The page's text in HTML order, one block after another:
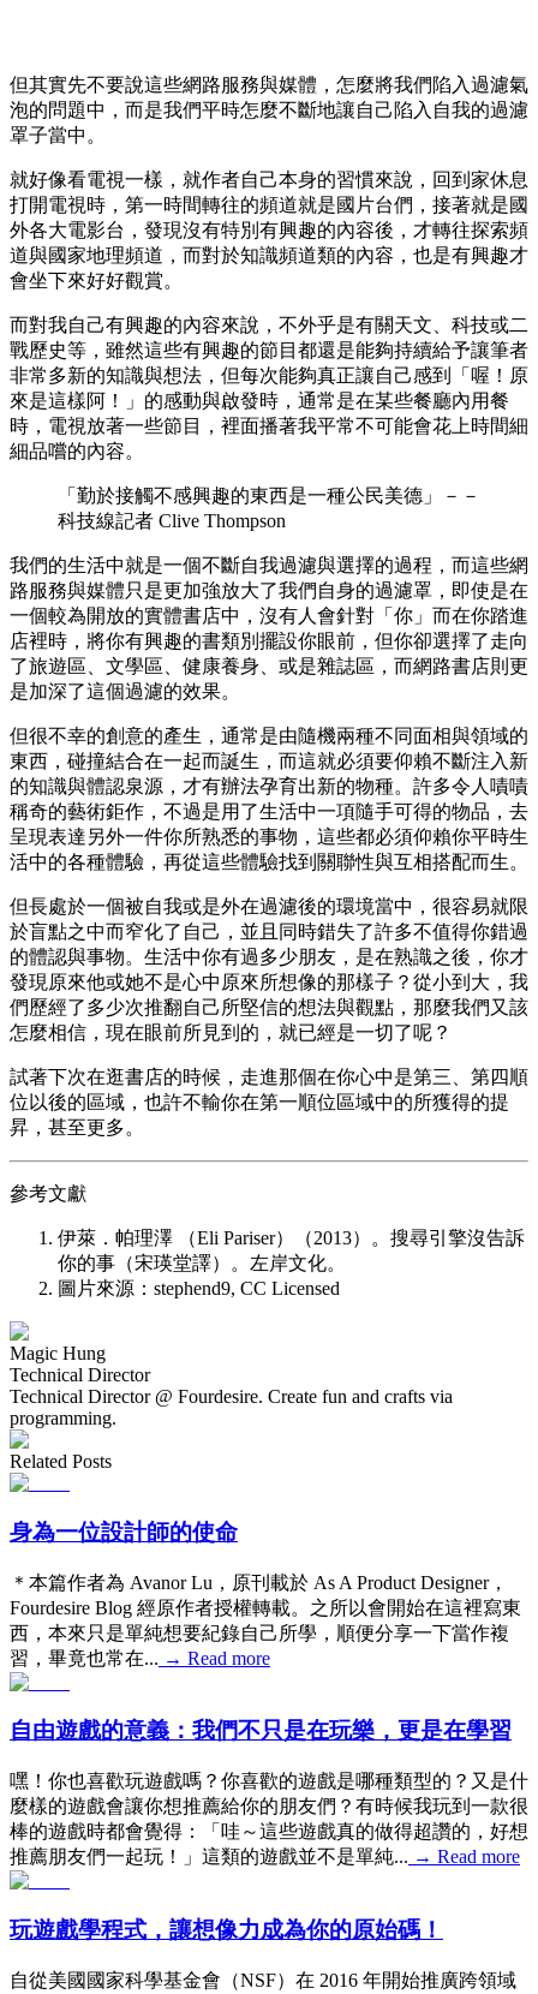
但其實先不要說這些網路服務與媒體，怎麼將我們陷入過濾氣
泡的問題中，而是我們平時怎麼不斷地讓自己陷入自我的過濾
罩子當中。
就好像看電視一樣，就作者自己本身的習慣來說，回到家休息
打開電視時，第一時間轉往的頻道就是國片台們，接著就是國
外各大電影台，發現沒有特別有興趣的內容後，才轉往探索頻
道與國家地理頻道，而對於知識頻道類的內容，也是有興趣才
會坐下來好好觀賞。
而對我自己有興趣的內容來說，不外乎是有關天文、科技或二
戰歷史等，雖然這些有興趣的節目都還是能夠持續給予讓筆者
非常多新的知識與想法，但每次能夠真正讓自己感到「喔！原
來是這樣阿！」的感動與啟發時，通常是在某些餐廳內用餐
時，電視放著一些節目，裡面播著我平常不可能會花上時間細
細品嚐的內容。
「勤於接觸不感興趣的東西是一種公民美德」－－
科技線記者 Clive Thompson
我們的生活中就是一個不斷自我過濾與選擇的過程，而這些網
路服務與媒體只是更加強放大了我們自身的過濾罩，即使是在
一個較為開放的實體書店中，沒有人會針對「你」而在你踏進
店裡時，將你有興趣的書類別擺設你眼前，但你卻選擇了走向
了旅遊區、文學區、健康養身、或是雜誌區，而網路書店則更
是加深了這個過濾的效果。
但很不幸的創意的產生，通常是由隨機兩種不同面相與領域的
東西，碰撞結合在一起而誕生，而這就必須要仰賴不斷注入新
的知識與體認泉源，才有辦法孕育出新的物種。許多令人嘖嘖
稱奇的藝術鉅作，不過是用了生活中一項隨手可得的物品，去
呈現表達另外一件你所熟悉的事物，這些都必須仰賴你平時生
活中的各種體驗，再從這些體驗找到關聯性與互相搭配而生。
但長處於一個被自我或是外在過濾後的環境當中，很容易就限
於盲點之中而窄化了自己，並且同時錯失了許多不值得你錯過
的體認與事物。生活中你有過多少朋友，是在熟識之後，你才
發現原來他或她不是心中原來所想像的那樣子？從小到大，我
們歷經了多少次推翻自己所堅信的想法與觀點，那麼我們又該
怎麼相信，現在眼前所見到的，就已經是一切了呢？
試著下次在逛書店的時候，走進那個在你心中是第三、第四順
位以後的區域，也許不輸你在第一順位區域中的所獲得的提
昇，甚至更多。
參考文獻
伊萊．帕理澤 （Eli Pariser）（2013）。搜尋引擎沒告訴
你的事（宋瑛堂譯）。左岸文化。
圖片來源：stephend9, CC Licensed
Magic Hung
Technical Director
Technical Director @ Fourdesire. Create fun and crafts via
programming.
Related Posts
身為一位設計師的使命
＊本篇作者為 Avanor Lu，原刊載於 As A Product Designer，
Fourdesire Blog 經原作者授權轉載。之所以會開始在這裡寫東
西，本來只是單純想要紀錄自己所學，順便分享一下當作複
習，畢竟也常在... → Read more
自由遊戲的意義：我們不只是在玩樂，更是在學習
嘿！你也喜歡玩遊戲嗎？你喜歡的遊戲是哪種類型的？又是什
麼樣的遊戲會讓你想推薦給你的朋友們？有時候我玩到一款很
棒的遊戲時都會覺得：「哇～這些遊戲真的做得超讚的，好想
推薦朋友們一起玩！」這類的遊戲並不是單純... → Read more
玩遊戲學程式，讓想像力成為你的原始碼！
自從美國國家科學基金會（NSF）在 2016 年開始推廣跨領域